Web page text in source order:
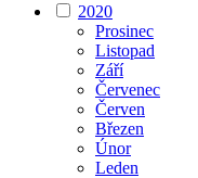
2020
Prosinec
Listopad
Září
Červenec
Červen
Březen
Únor
Leden